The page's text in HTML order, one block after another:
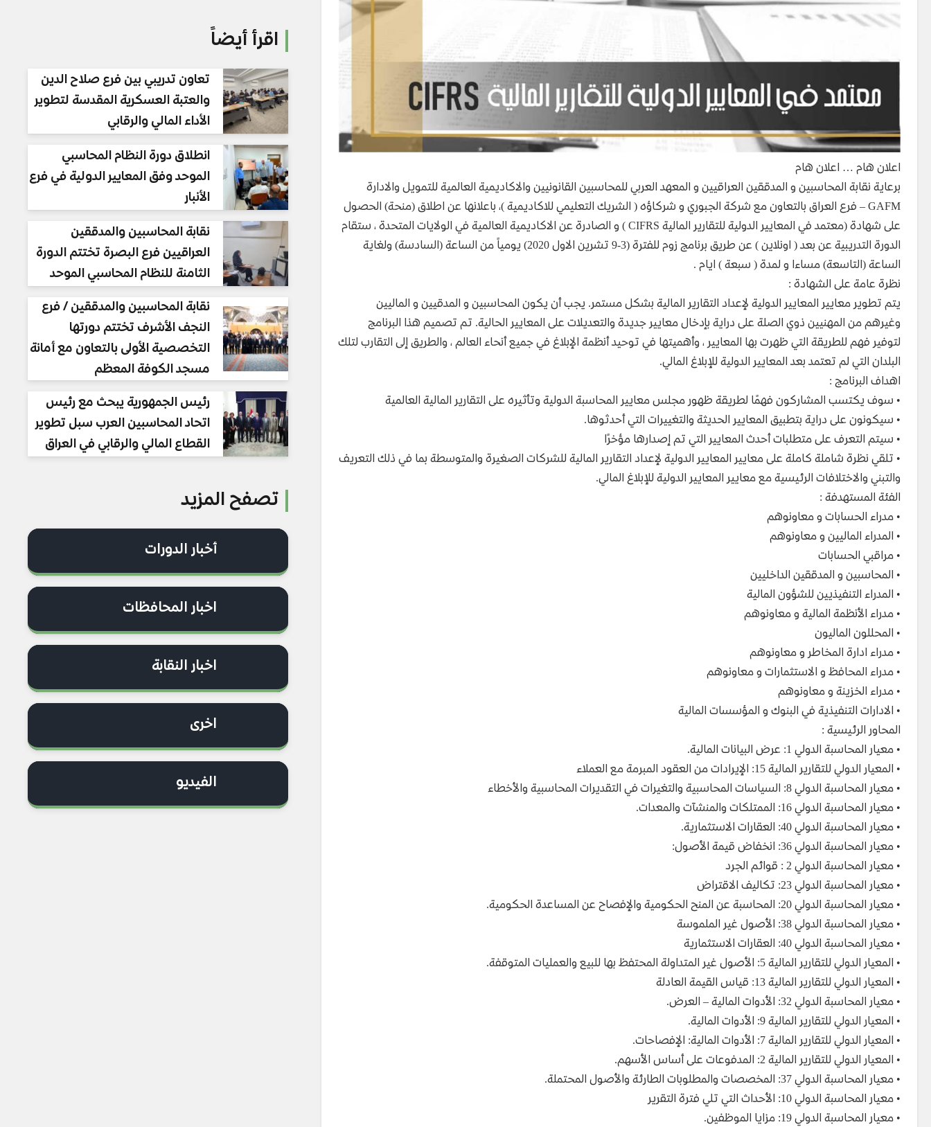
اعلان هام … اعلان هام
برعاية نقابة المحاسبين و المدققين العراقيين و المعهد العربي للمحاسبين القانونيين والاكاديمية العالمية للتمويل والادارة
GAFM – فرع العراق بالتعاون مع شركة الجبوري و شركاؤه ( الشريك التعليمي للاكاديمية )، باعلانها عن اطلاق (منحة) الحصول
على شهادة (معتمد في المعايير الدولية للتقارير المالية CIFRS ) و الصادرة عن الاكاديمية العالمية في الولايات المتحدة ، ستقام
الدورة التدريبية عن بعد ( اونلاين ) عن طريق برنامج زوم للفترة (3-9 تشرين الاول 2020) يومياً من الساعة (السادسة) ولغاية
الساعة (التاسعة) مساءا و لمدة ( سبعة ) ايام .
نظرة عامة على الشهادة :
يتم تطوير معايير المعايير الدولية لإعداد التقارير المالية بشكل مستمر. يجب أن يكون المحاسبين و المدقيين و الماليين
وغيرهم من المهنيين ذوي الصلة على دراية بإدخال معايير جديدة والتعديلات على المعايير الحالية. تم تصميم هذا البرنامج
لتوفير فهم للطريقة التي ظهرت بها المعايير ، وأهميتها في توحيد أنظمة الإبلاغ في جميع أنحاء العالم ، والطريق إلى التقارب لتلك
البلدان التي لم تعتمد بعد المعايير الدولية للإبلاغ المالي.
اهداف البرنامج :
• سوف يكتسب المشاركون فهمًا لطريقة ظهور مجلس معايير المحاسبة الدولية وتأثيره على التقارير المالية العالمية
• سيكونون على دراية بتطبيق المعايير الحديثة والتغييرات التي أحدثوها.
• سيتم التعرف على متطلبات أحدث المعايير التي تم إصدارها مؤخرًا
• تلقي نظرة شاملة كاملة على معايير المعايير الدولية لإعداد التقارير المالية للشركات الصغيرة والمتوسطة بما في ذلك التعريف
والتبني والاختلافات الرئيسية مع معايير المعايير الدولية للإبلاغ المالي.
الفئة المستهدفة :
• مدراء الحسابات و معاونوهم
• المدراء الماليين و معاونوهم
• مراقبي الحسابات
• المحاسبين و المدققين الداخليين
• المدراء التنفيذيين للشؤون المالية
• مدراء الأنظمة المالية و معاونوهم
• المحللون الماليون
• مدراء ادارة المخاطر و معاونوهم
• مدراء المحافظ و الاستثمارات و معاونوهم
• مدراء الخزينة و معاونوهم
• الادارات التنفيذية في البنوك و المؤسسات المالية
المحاور الرئيسية :
• معيار المحاسبة الدولي 1: عرض البيانات المالية.
• المعيار الدولي للتقارير المالية 15: الإيرادات من العقود المبرمة مع العملاء
• معيار المحاسبة الدولي 8: السياسات المحاسبية والتغيرات في التقديرات المحاسبية والأخطاء
• معيار المحاسبة الدولي 16: الممتلكات والمنشآت والمعدات.
• معيار المحاسبة الدولي 40: العقارات الاستثمارية.
• معيار المحاسبة الدولي 36: انخفاض قيمة الأصول:
• معيار المحاسبة الدولي 2 : قوائم الجرد
• معيار المحاسبة الدولي 23: تكاليف الاقتراض
• معيار المحاسبة الدولي 20: المحاسبة عن المنح الحكومية والإفصاح عن المساعدة الحكومية.
• معيار المحاسبة الدولي 38: الأصول غير الملموسة
• معيار المحاسبة الدولي 40: العقارات الاستثمارية
• المعيار الدولي للتقارير المالية 5: الأصول غير المتداولة المحتفظ بها للبيع والعمليات المتوقفة.
• المعيار الدولي للتقارير المالية 13: قياس القيمة العادلة
• معيار المحاسبة الدولي 32: الأدوات المالية – العرض.
• المعيار الدولي للتقارير المالية 9: الأدوات المالية.
• المعيار الدولي للتقارير المالية 7: الأدوات المالية: الإفصاحات.
• المعيار الدولي للتقارير المالية 2: المدفوعات على أساس الأسهم.
• معيار المحاسبة الدولي 37: المخصصات والمطلوبات الطارئة والأصول المحتملة.
• معيار المحاسبة الدولي 10: الأحداث التي تلي فترة التقرير
• معيار المحاسبة الدولي 19: مزايا الموظفين.
اقرأ أيضاً
تعاون تدريبي بين فرع صلاح الدين
والعتبة العسكرية المقدسة لتطوير
الأداء المالي والرقابي
انطلاق دورة النظام المحاسبي
الموحد وفق المعايير الدولية في فرع
الأنبار
نقابة المحاسبين والمدققين
العراقيين فرع البصرة تختتم الدورة
الثامنة للنظام المحاسبي الموحد
نقابة المحاسبين والمدققين / فرع
النجف الأشرف تختتم دورتها
التخصصية الأولى بالتعاون مع أمانة
مسجد الكوفة المعظم
رئيس الجمهورية يبحث مع رئيس
اتحاد المحاسبين العرب سبل تطوير
القطاع المالي والرقابي في العراق
تصفح المزيد
أخبار الدورات
اخبار المحافظات
اخبار النقابة
اخرى
الفيديو